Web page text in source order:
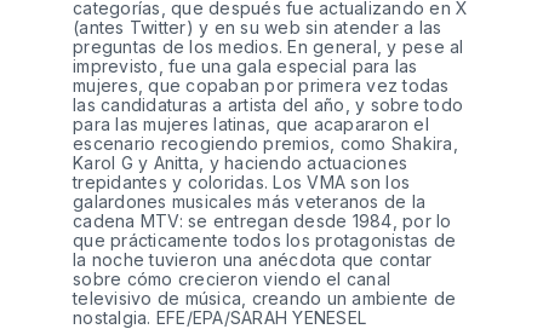
categorías, que después fue actualizando en X
(antes Twitter) y en su web sin atender a las
preguntas de los medios. En general, y pese al
imprevisto, fue una gala especial para las
mujeres, que copaban por primera vez todas
las candidaturas a artista del año, y sobre todo
para las mujeres latinas, que acapararon el
escenario recogiendo premios, como Shakira,
Karol G y Anitta, y haciendo actuaciones
trepidantes y coloridas. Los VMA son los
galardones musicales más veteranos de la
cadena MTV: se entregan desde 1984, por lo
que prácticamente todos los protagonistas de
la noche tuvieron una anécdota que contar
sobre cómo crecieron viendo el canal
televisivo de música, creando un ambiente de
nostalgia. EFE/EPA/SARAH YENESEL